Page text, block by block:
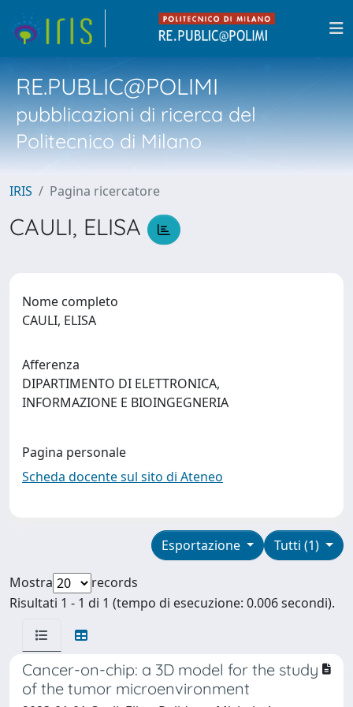
RE.PUBLIC@POLIMI
pubblicazioni di ricerca del
Politecnico di Milano
IRIS Pagina ricercatore
CAULI, ELISA
Nome completo
CAULI, ELISA
Afferenza
DIPARTIMENTO DI ELETTRONICA,
INFORMAZIONE E BIOINGEGNERIA
Pagina personale
Scheda docente sul sito di Ateneo
Tutti (1)
Esportazione
Mostra
records
Risultati 1 - 1 di 1 (tempo di esecuzione: 0.006 secondi).
Cancer-on-chip: a 3D model for the study
of the tumor microenvironment